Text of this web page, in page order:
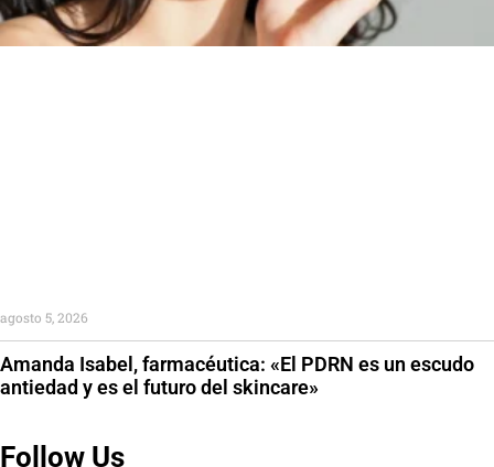
Amanda Isabel, farmacéutica: «El PDRN es un escudo
antiedad y es el futuro del skincare»
agosto 5, 2026
Follow Us